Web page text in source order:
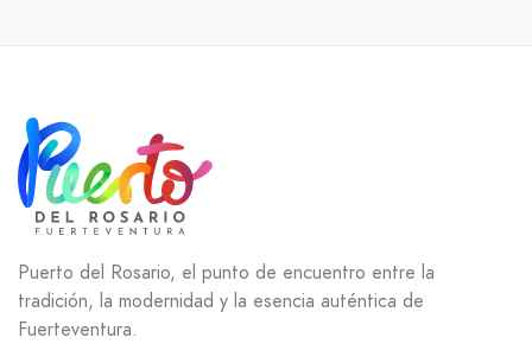
Puerto del Rosario, el punto de encuentro entre la
tradición, la modernidad y la esencia auténtica de
Fuerteventura.